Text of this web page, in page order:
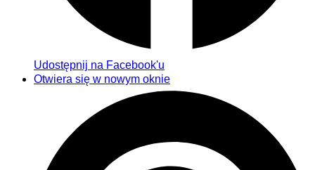
Udostępnij na Facebook'u
Otwiera się w nowym oknie